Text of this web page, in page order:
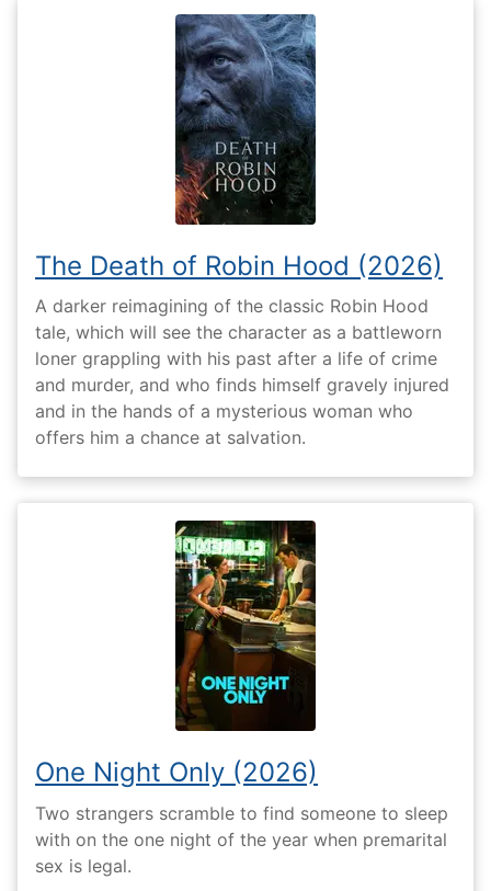
The Death of Robin Hood (2026)
A darker reimagining of the classic Robin Hood
tale, which will see the character as a battleworn
loner grappling with his past after a life of crime
and murder, and who finds himself gravely injured
and in the hands of a mysterious woman who
offers him a chance at salvation.
One Night Only (2026)
Two strangers scramble to find someone to sleep
with on the one night of the year when premarital
sex is legal.